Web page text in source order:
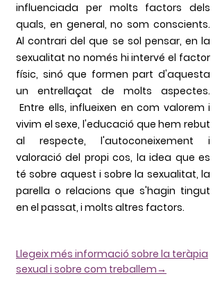
influenciada per molts factors dels
quals, en general, no som conscients.
Al contrari del que se sol pensar, en la
sexualitat no només hi intervé el factor
físic, sinó que formen part d'aquesta
un entrellaçat de molts aspectes.
Entre ells, influeixen en com valorem i
vivim el sexe, l'educació que hem rebut
al respecte, l'autoconeixement i
valoració del propi cos, la idea que es
té sobre aquest i sobre la sexualitat, la
parella o relacions que s'hagin tingut
en el passat, i molts altres factors.
Llegeix més informació sobre la teràpia
sexual i sobre com treballem→